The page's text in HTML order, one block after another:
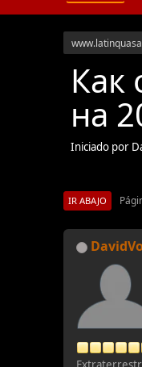
Как
на
Iniciado por
IR ABAJO